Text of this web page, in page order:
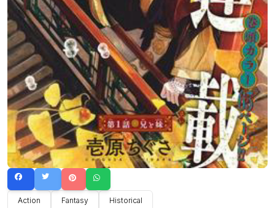
Action Fantasy Historical